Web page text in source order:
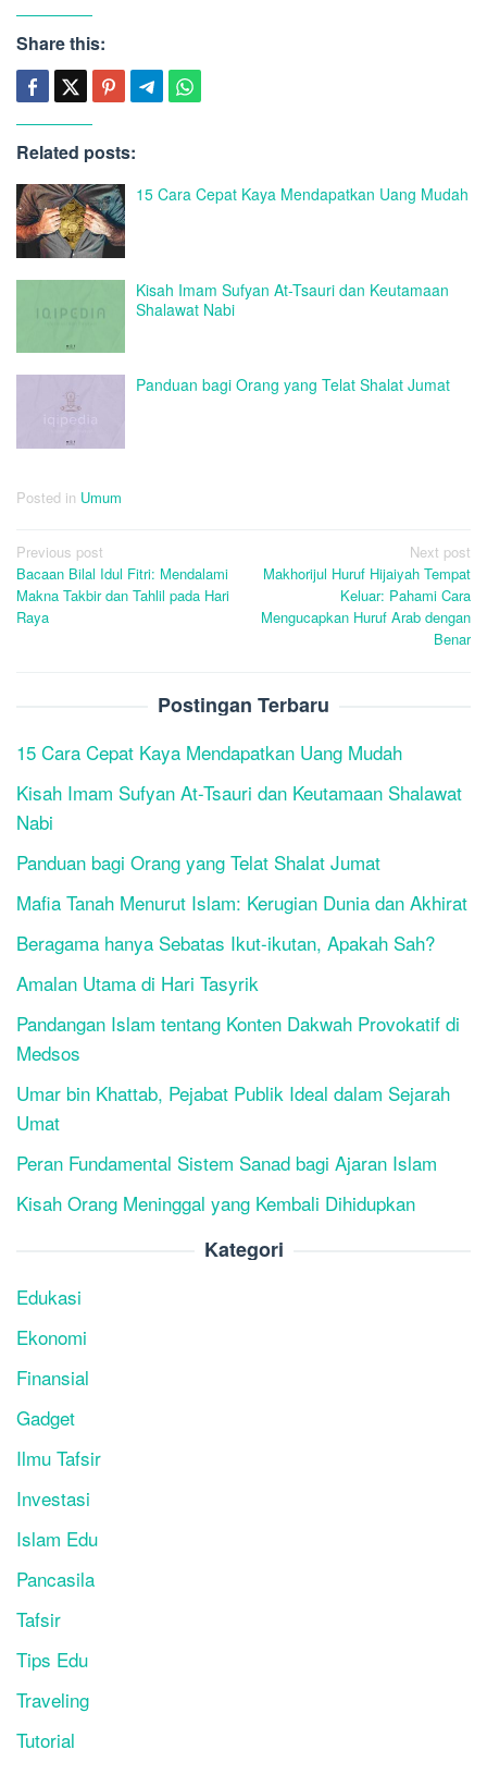
Share this:
Related posts:
15 Cara Cepat Kaya Mendapatkan Uang Mudah
Kisah Imam Sufyan At-Tsauri dan Keutamaan
Shalawat Nabi
Panduan bagi Orang yang Telat Shalat Jumat
Posted in Umum
Post
navigation
Previous post
Bacaan Bilal Idul Fitri: Mendalami
Makna Takbir dan Tahlil pada Hari
Raya
Next post
Makhorijul Huruf Hijaiyah Tempat
Keluar: Pahami Cara
Mengucapkan Huruf Arab dengan
Benar
Postingan Terbaru
15 Cara Cepat Kaya Mendapatkan Uang Mudah
Kisah Imam Sufyan At-Tsauri dan Keutamaan Shalawat
Nabi
Panduan bagi Orang yang Telat Shalat Jumat
Mafia Tanah Menurut Islam: Kerugian Dunia dan Akhirat
Beragama hanya Sebatas Ikut-ikutan, Apakah Sah?
Amalan Utama di Hari Tasyrik
Pandangan Islam tentang Konten Dakwah Provokatif di
Medsos
Umar bin Khattab, Pejabat Publik Ideal dalam Sejarah
Umat
Peran Fundamental Sistem Sanad bagi Ajaran Islam
Kisah Orang Meninggal yang Kembali Dihidupkan
Kategori
Edukasi
Ekonomi
Finansial
Gadget
Ilmu Tafsir
Investasi
Islam Edu
Pancasila
Tafsir
Tips Edu
Traveling
Tutorial